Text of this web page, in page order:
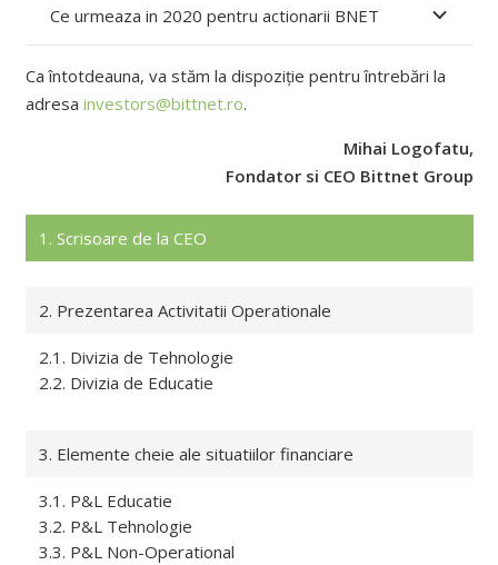
Ce urmeaza in 2020 pentru actionarii BNET
Ca întotdeauna, va stăm la dispoziție pentru întrebări la
adresa investors@bittnet.ro.
Mihai Logofatu,
Fondator si CEO Bittnet Group
1. Scrisoare de la CEO
2. Prezentarea Activitatii Operationale
2.1. Divizia de Tehnologie
2.2. Divizia de Educatie
3. Elemente cheie ale situatiilor financiare
3.1. P&L Educatie
3.2. P&L Tehnologie
3.3. P&L Non-Operational